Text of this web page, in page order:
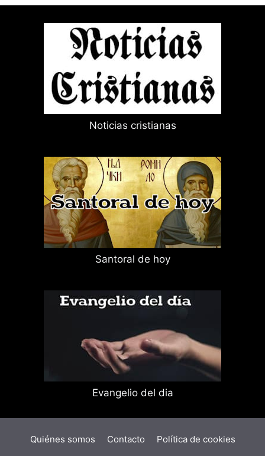
Noticias cristianas
Santoral de hoy
Evangelio del dia
Quiénes somos Contacto
Política de cookies